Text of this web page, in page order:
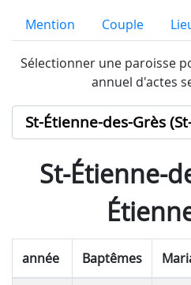
Mention Couple
Sélectionner une paroisse
annuel d'actes
St-Étienne-
année Baptêmes